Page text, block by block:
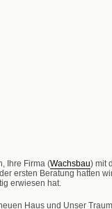
Ihre Firma (Wachsbau) mit
ersten Beratung hatten
erwiesen hat.
Haus und Unser